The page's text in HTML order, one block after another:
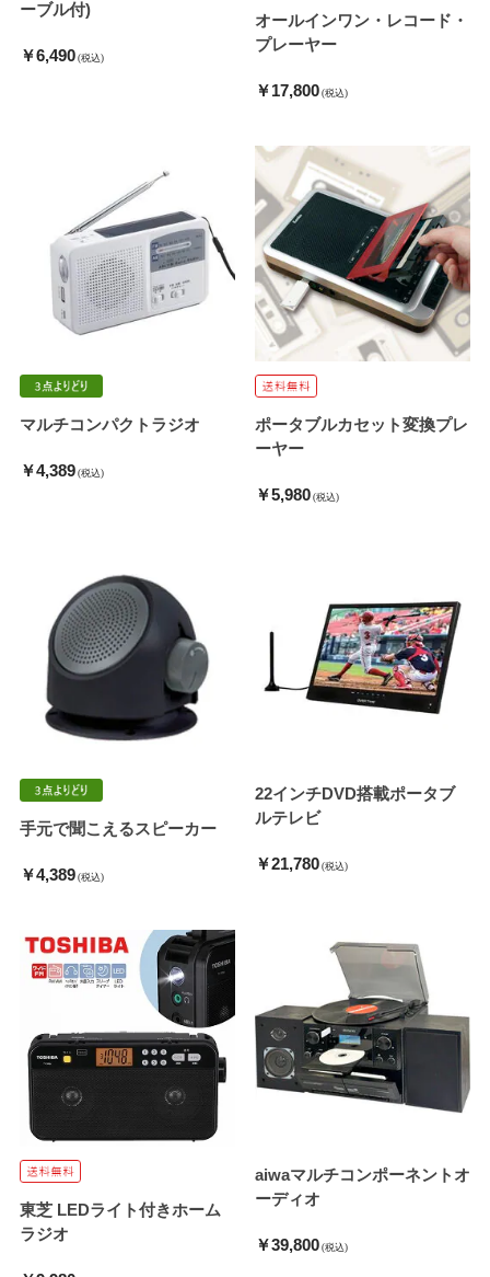
ーブル付)
￥6,490 (税込)
オールインワン・レコード・
プレーヤー
￥17,800 (税込)
マルチコンパクトラジオ
￥4,389 (税込)
ポータブルカセット変換プレ
ーヤー
￥5,980 (税込)
手元で聞こえるスピーカー
￥4,389 (税込)
22インチDVD搭載ポータブ
ルテレビ
￥21,780 (税込)
東芝 LEDライト付きホーム
ラジオ
aiwaマルチコンポーネントオ
ーディオ
￥39,800 (税込)